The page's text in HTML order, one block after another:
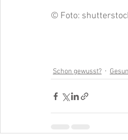
© Foto:
Schon gewusst?